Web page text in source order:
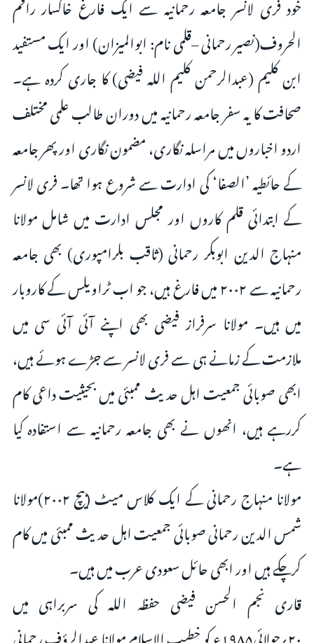
الحروف(نصیر رحمانی –قلمی نام: ابوالمیزان) اور ایک مستفید
ابن کلیم (عبدالرحمن کلیم اللہ فیضی) کا جاری کردہ ہے۔
صحافت کا یہ سفر جامعہ رحمانیہ میں دوران طالب علمی مختلف
اردو اخباروں میں مراسلہ نگاری، مضمون نگاری اور پھر جامعہ
کے حائطیہ ’الصفا‘ کی ادارت سے شروع ہوا تھا۔ فری لانسر
کے ابتدائی قلم کاروں اور مجلس ادارت میں شامل مولانا
منہاج الدین ابوبکر رحمانی (ثاقب بلرامپوری) بھی جامعہ
رحمانیہ سے ۲۰۰۲ میں فارغ ہیں، جو اب ٹراویلس کے کاروبار
میں ہیں۔ مولانا سرفراز فیضی بھی اپنے آئی آئی سی میں
ملازمت کے زمانے ہی سے فری لانسر سے جڑے ہوئے ہیں،
ابھی صوبائی جمعیت اہل حدیث ممبئی میں بحیثیت داعی کام
کررہے ہیں، انھوں نے بھی جامعہ رحمانیہ سے استفادہ کیا
ہے۔
مولانا منہاج رحمانی کے ایک کلاس میٹ (بیچ ۲۰۰۲)مولانا
شمس الدین رحمانی صوبائی جمعیت اہل حدیث ممبئی میں کام
کرچکے ہیں اور ابھی حائل سعودی عرب میں ہیں۔
قاری نجم الحسن فیضی حفظہ اللہ کی سربراہی میں
۲۰؍جولائی۱۹۸۵ء کو خطیب الاسلام مولانا عبدالرؤف رحمانی